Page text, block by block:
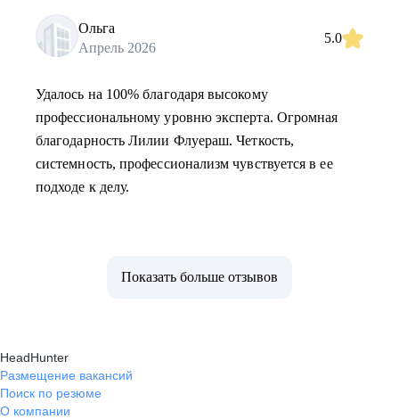
Ольга
Апрель 2026
5.0
Удалось на 100% благодаря высокому
профессиональному уровню эксперта. Огромная
благодарность Лилии Флуераш. Четкость,
системность, профессионализм чувствуется в ее
подходе к делу.
Показать больше отзывов
HeadHunter
Размещение вакансий
Поиск по резюме
О компании